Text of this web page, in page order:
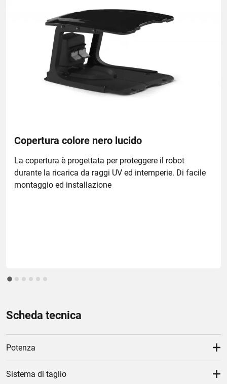
Copertura colore nero lucido
La copertura è progettata per proteggere il robot
durante la ricarica da raggi UV ed intemperie. Di facile
montaggio ed installazione
Scheda tecnica
Potenza
Sistema di taglio